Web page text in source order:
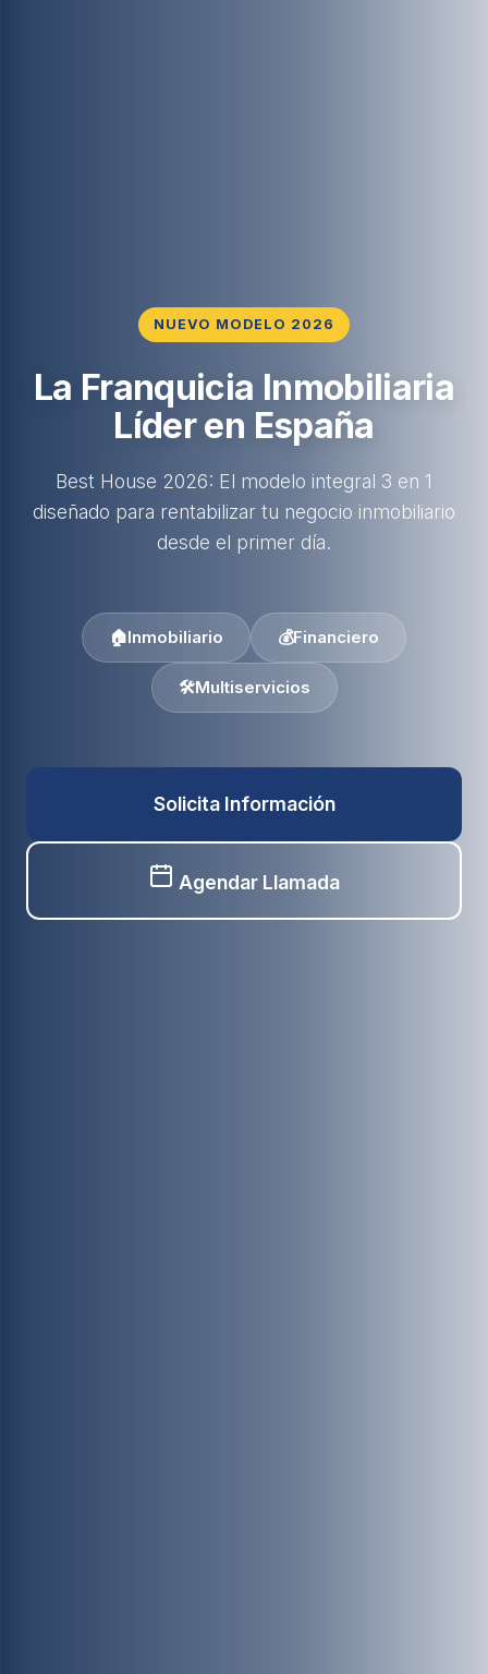
NUEVO MODELO 2026
La Franquicia Inmobiliaria
Líder en España
Best House 2026: El modelo integral 3 en 1
diseñado para rentabilizar tu negocio inmobiliario
desde el primer día.
🏠Inmobiliario 💰Financiero
🛠️Multiservicios
Solicita Información
Agendar Llamada